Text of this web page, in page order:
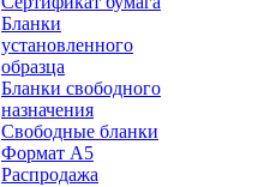
Бланки
установленного
образца
Бланки свободного
назначения
Свободные бланки
Формат А5
Распродажа